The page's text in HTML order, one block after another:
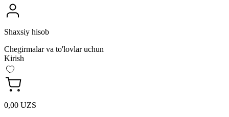
Shaxsiy hisob
Chegirmalar va to'lovlar uchun
Kirish
0,00 UZS